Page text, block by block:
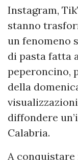
Instagram,
stanno
un fenomeno
di pasta fatta
peperoncino,
della
diffondere
Calabria.
A